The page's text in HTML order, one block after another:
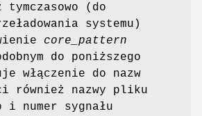
tymczasowo (do
systemu)
core_pattern
do poniższego
włączenie do nazw
również nazwy pliku
i numer sygnału